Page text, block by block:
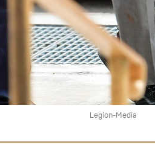
Legion-Media